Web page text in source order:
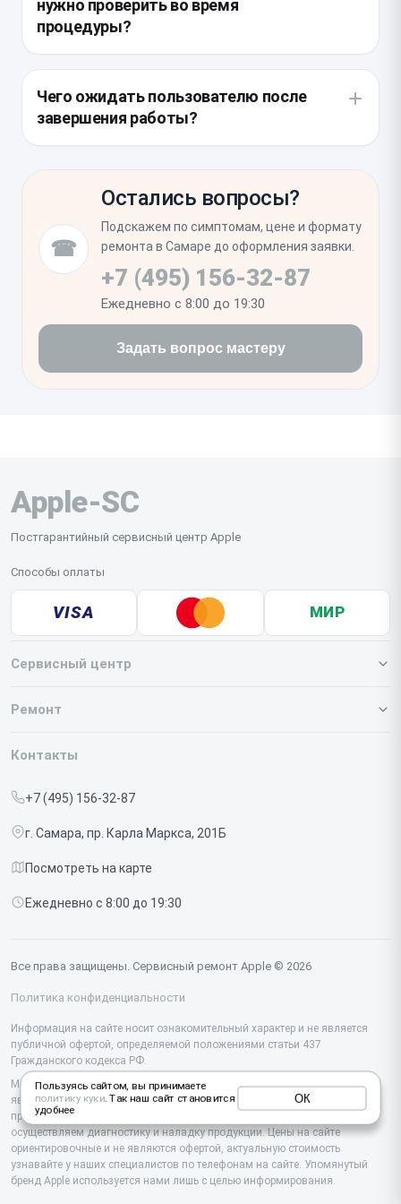
поверхностей от пыли. После установки новой
детали корпус герметизируется с помощью
специальной проклейки, восстанавливающей
нужно проверить во время
процедуры?
динамиков, а также убедиться в целостности
внутренних уплотнителей. Если обнаружится
повреждение шлейфов датчиков Face ID или
окончательной сборки.
Чего ожидать пользователю после
завершения работы?
адаптации контроллера. Важно также проверить
работу всех функций, включая Face ID и
равномерность срабатывания сенсора, чтобы
☎
Остались вопросы?
Подскажем по симптомам, цене и формату
ремонта в Самаре до оформления заявки.
+7 (495) 156-32-87
Ежедневно с 8:00 до 19:30
Задать вопрос мастеру
Apple-SC
Постгарантийный сервисный центр Apple
Способы оплаты
VISA МИР
Сервисный центр
О нашем сервисе
Срочный ремонт
Доставка и способы оплаты
Диагностика
Контакты
Ремонт
Iphone
Studio Display
Vision Pro
Контакты
+7 (495) 156-32-87
г. Самара, пр. Карла Маркса, 201Б
Посмотреть на карте
Ежедневно с 8:00 до 19:30
Все права защищены. Сервисный ремонт Apple © 2026
Политика конфиденциальности
Информация на сайте носит ознакомительный характер и не является
публичной офертой, определяемой положениями статьи 437
Гражданского кодекса РФ.
Мы специализируемся на обслуживании и ремонте техники Apple, но не
являемся их официальным представителем. Предоставляем
профессиональные услуги после истечения гарантии, а также
осуществляем диагностику и наладку продукции. Цены на сайте
ориентировочные и не являются офертой, актуальную стоимость
узнавайте у наших специалистов по телефонам на сайте. Упомянутый
бренд Apple используется нами лишь с целью информирования.
Пользуясь сайтом, вы принимаете
политику куки. Так наш сайт становится
удобнее
ОК